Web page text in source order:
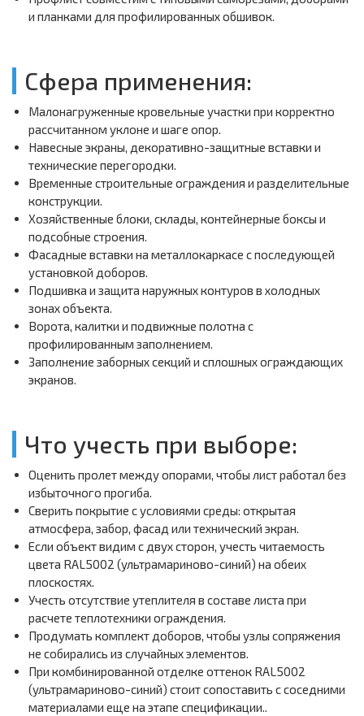
и планками для профилированных обшивок.
Сфера применения:
Малонагруженные кровельные участки при корректно
рассчитанном уклоне и шаге опор.
Навесные экраны, декоративно-защитные вставки и
технические перегородки.
Временные строительные ограждения и разделительные
конструкции.
Хозяйственные блоки, склады, контейнерные боксы и
подсобные строения.
Фасадные вставки на металлокаркасе с последующей
установкой доборов.
Подшивка и защита наружных контуров в холодных
зонах объекта.
Ворота, калитки и подвижные полотна с
профилированным заполнением.
Заполнение заборных секций и сплошных ограждающих
экранов.
Что учесть при выборе:
Оценить пролет между опорами, чтобы лист работал без
избыточного прогиба.
Сверить покрытие с условиями среды: открытая
атмосфера, забор, фасад или технический экран.
Если объект видим с двух сторон, учесть читаемость
цвета RAL5002 (ультрамариново-синий) на обеих
плоскостях.
Учесть отсутствие утеплителя в составе листа при
расчете теплотехники ограждения.
Продумать комплект доборов, чтобы узлы сопряжения
не собирались из случайных элементов.
При комбинированной отделке оттенок RAL5002
(ультрамариново-синий) стоит сопоставить с соседними
материалами еще на этапе спецификации..